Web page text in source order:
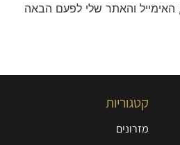
והאתר שלי לפעם הבאה
קטגוריות
מזרונים